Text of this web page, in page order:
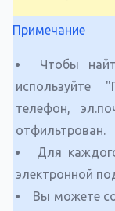
Примечание
Чтобы
используйте
телефон,
отфильтрован.
Для
электронной
Вы можете